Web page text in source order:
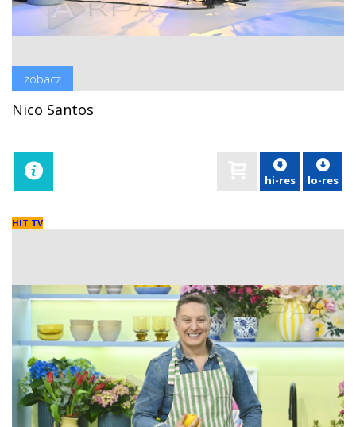
zobacz
Nico Santos
hi-res lo-res
HIT TV